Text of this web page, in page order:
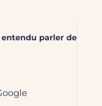
parler de